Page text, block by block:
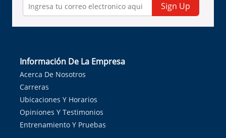
Sign Up
Información De La Empresa
Acerca De Nosotros
Carreras
Ubicaciones Y Horarios
Opiniones Y Testimonios
Entrenamiento Y Pruebas